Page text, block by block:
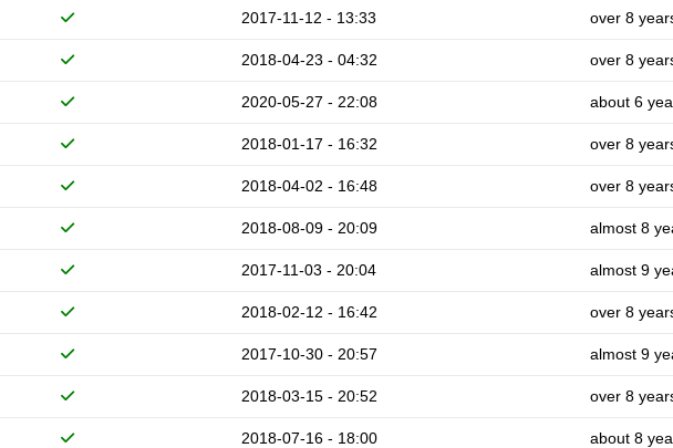
2017-11-12 - 13:33 over 8
2018-04-23 - 04:32 over 8
2020-05-27 - 22:08 about 6
2018-01-17 - 16:32 over 8
2018-04-02 - 16:48 over 8
2018-08-09 - 20:09 almost 8
2017-11-03 - 20:04 almost 9
2018-02-12 - 16:42 over 8
2017-10-30 - 20:57 almost 9
2018-03-15 - 20:52 over 8
2018-07-16 - 18:00 about 8